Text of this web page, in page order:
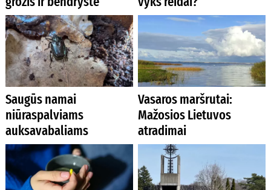
Saugūs namai
niūraspalviams
auksavabaliams
Vasaros maršrutai:
Mažosios Lietuvos
atradimai